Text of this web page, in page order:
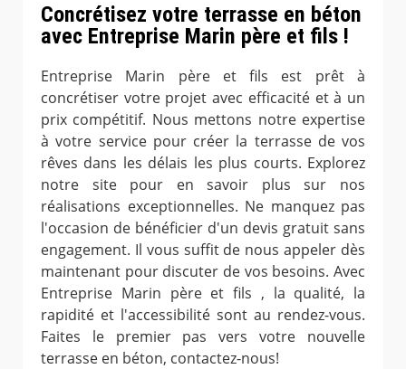
Concrétisez votre terrasse en béton
avec Entreprise Marin père et fils !
Entreprise Marin père et fils est prêt à
concrétiser votre projet avec efficacité et à un
prix compétitif. Nous mettons notre expertise
à votre service pour créer la terrasse de vos
rêves dans les délais les plus courts. Explorez
notre site pour en savoir plus sur nos
réalisations exceptionnelles. Ne manquez pas
l'occasion de bénéficier d'un devis gratuit sans
engagement. Il vous suffit de nous appeler dès
maintenant pour discuter de vos besoins. Avec
Entreprise Marin père et fils , la qualité, la
rapidité et l'accessibilité sont au rendez-vous.
Faites le premier pas vers votre nouvelle
terrasse en béton, contactez-nous!